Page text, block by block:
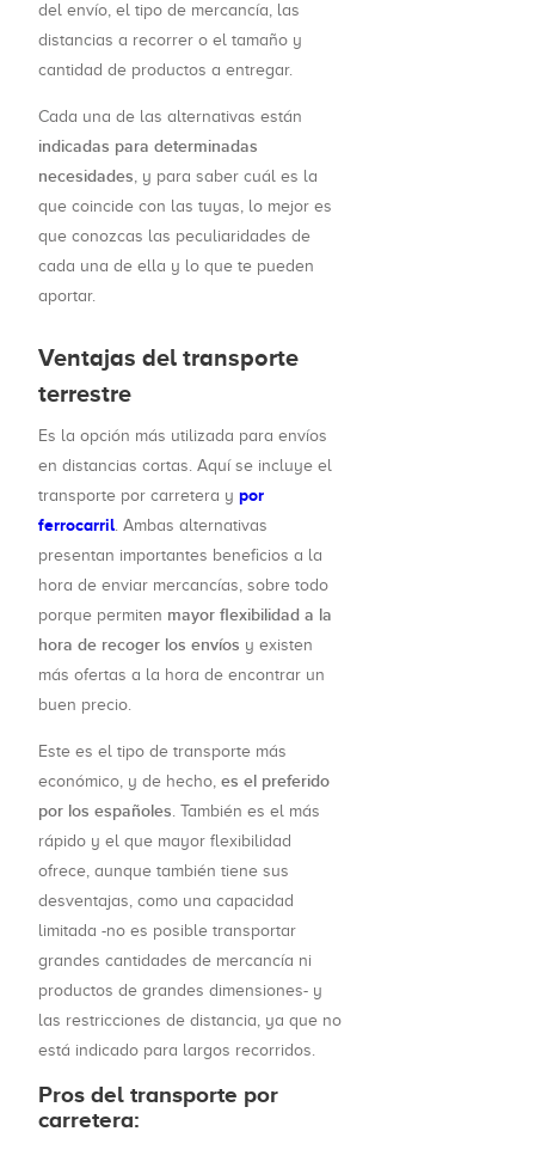
del envío, el tipo de mercancía, las
distancias a recorrer o el tamaño y
cantidad de productos a entregar.
Cada una de las alternativas están
indicadas para determinadas
necesidades, y para saber cuál es la
que coincide con las tuyas, lo mejor es
que conozcas las peculiaridades de
cada una de ella y lo que te pueden
aportar.
Ventajas del transporte
terrestre
Es la opción más utilizada para envíos
en distancias cortas. Aquí se incluye el
transporte por carretera y por
ferrocarril. Ambas alternativas
presentan importantes beneficios a la
hora de enviar mercancías, sobre todo
porque permiten mayor flexibilidad a la
hora de recoger los envíos y existen
más ofertas a la hora de encontrar un
buen precio.
Este es el tipo de transporte más
económico, y de hecho, es el preferido
por los españoles. También es el más
rápido y el que mayor flexibilidad
ofrece, aunque también tiene sus
desventajas, como una capacidad
limitada -no es posible transportar
grandes cantidades de mercancía ni
productos de grandes dimensiones- y
las restricciones de distancia, ya que no
está indicado para largos recorridos.
Pros del transporte por
carretera: